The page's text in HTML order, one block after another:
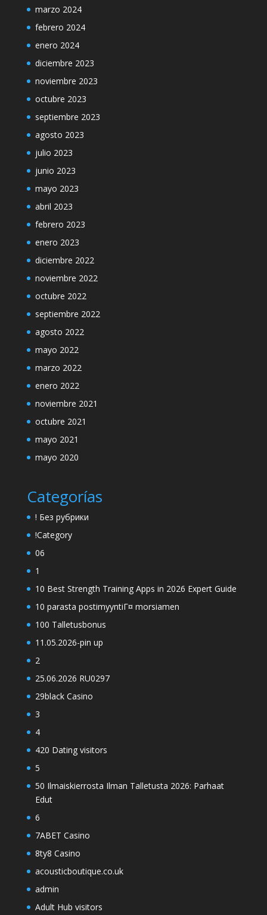
marzo 2024
febrero 2024
enero 2024
diciembre 2023
noviembre 2023
octubre 2023
septiembre 2023
agosto 2023
julio 2023
junio 2023
mayo 2023
abril 2023
febrero 2023
enero 2023
diciembre 2022
noviembre 2022
octubre 2022
septiembre 2022
agosto 2022
mayo 2022
marzo 2022
enero 2022
noviembre 2021
octubre 2021
mayo 2021
mayo 2020
Categorías
! Без рубрики
!Category
06
1
10 Best Strength Training Apps in 2026 Expert Guide
10 parasta postimyyntiГ¤ morsiamen
100 Talletusbonus
11.05.2026-pin up
2
25.06.2026 RU0297
29black Casino
3
4
420 Dating visitors
5
50 Ilmaiskierrosta Ilman Talletusta 2026: Parhaat
Edut
6
7ABET Casino
8ty8 Casino
acousticboutique.co.uk
admin
Adult Hub visitors